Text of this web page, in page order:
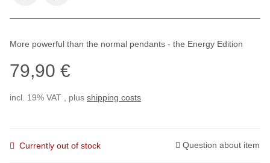
More powerful than the normal pendants - the Energy Edition
79,90 €
incl. 19% VAT , plus shipping costs
Currently out of stock Question about item